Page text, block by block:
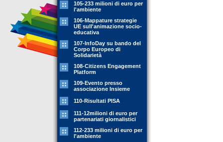
105-233 milioni di euro per
l'ambiente
106-Mappature strategie
UE sull'animazione socio-
educativa
107-InfoDay su bando del
Corpo Europeo di
Solidarietà
108-Citizens Engagement
Platform
109-Evento presso
associazione Insieme
110-Risultati PISA
111-12milioni di euro per
partenariati giornalistici
112-233 milioni di euro per
l'ambiente